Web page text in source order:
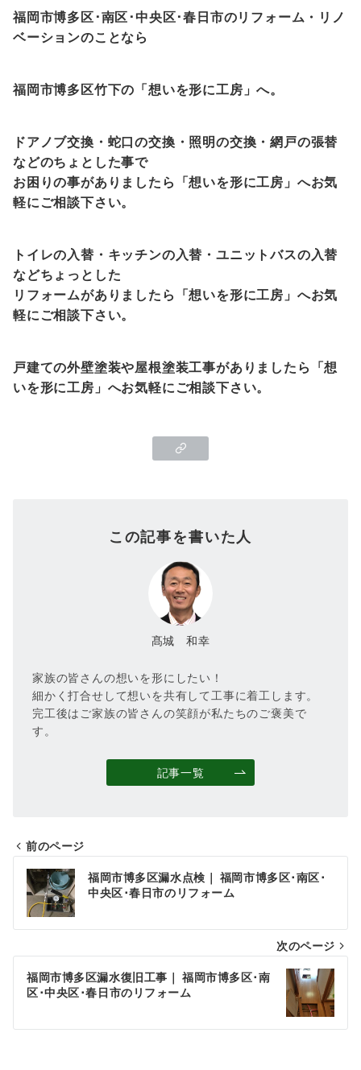
福岡市博多区･南区･中央区･春日市のリフォーム・リノ
ベーションのことなら
福岡市博多区竹下の「想いを形に工房」へ。
ドアノブ交換・蛇口の交換・照明の交換・網戸の張替
などのちょとした事で
お困りの事がありましたら「想いを形に工房」へお気
軽にご相談下さい。
トイレの入替・キッチンの入替・ユニットバスの入替
などちょっとした
リフォームがありましたら「想いを形に工房」へお気
軽にご相談下さい。
戸建ての外壁塗装や屋根塗装工事がありましたら「想
いを形に工房」へお気軽にご相談下さい。
この記事を書いた人
髙城 和幸
家族の皆さんの想いを形にしたい！
細かく打合せして想いを共有して工事に着工します。
完工後はご家族の皆さんの笑顔が私たちのご褒美で
す。
記事一覧
投
稿
ナ
ビ
ゲ
シ
前のページ
福岡市博多区漏水点検｜ 福岡市博多区･南区･
中央区･春日市のリフォーム
次のページ
福岡市博多区漏水復旧工事｜ 福岡市博多区･南
区･中央区･春日市のリフォーム